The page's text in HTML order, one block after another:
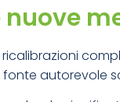
nuove
autorevole